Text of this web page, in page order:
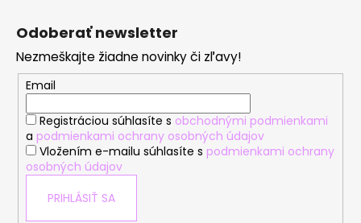
a
c
i
e
p
r
Odoberať newsletter
Nezmeškajte žiadne novinky či zľavy!
Email
Registráciou súhlasíte s obchodnými podmienkami
a podmienkami ochrany osobných údajov
Vložením e-mailu súhlasíte s podmienkami ochrany
osobných údajov
PRIHLÁSIŤ SA